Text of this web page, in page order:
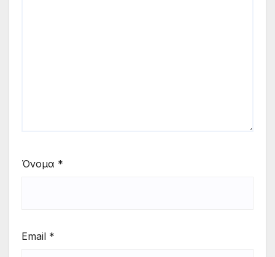
Όνομα *
Email *